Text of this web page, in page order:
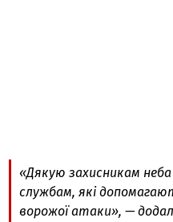
«Дякую захисникам
службам, які
ворожої атаки», —